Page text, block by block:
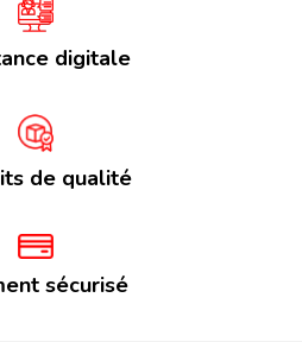
digitale
de qualité
sécurisé